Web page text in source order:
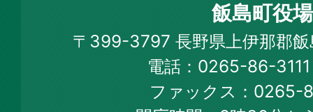
Town
Official
Web
飯島町役場
〒399-3797 長野県上伊那郡
電話：0265-86-
ファックス：0265-